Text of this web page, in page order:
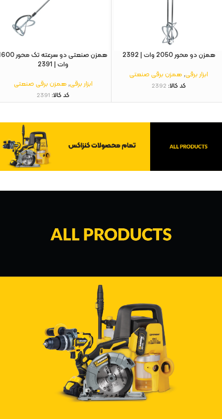
همزن دو محور 2050 وات | 2392
ابزار برقی,همزن برقی صنعتی
کد کالا: 2392
همزن صنعتی دو سرعته تک
وات | 2391
ابزار برقی,همزن برقی صنعتی
کد کالا: 2391